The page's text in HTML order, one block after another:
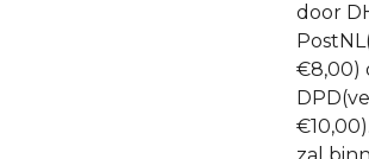
door
€8,00)